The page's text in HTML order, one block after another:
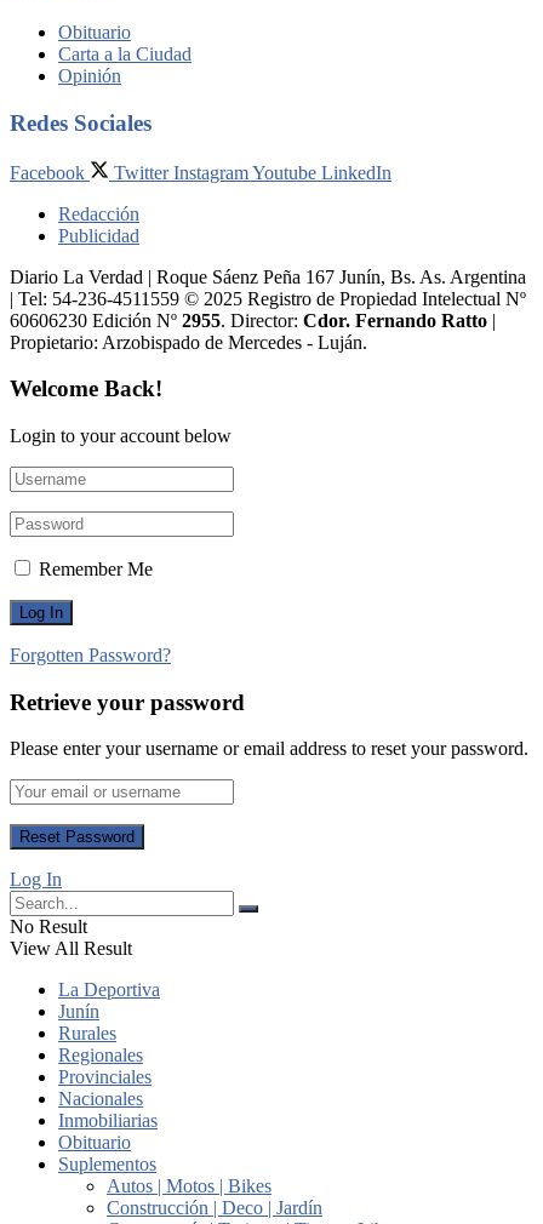
Obituario
Carta a la Ciudad
Opinión
Redes Sociales
Facebook Twitter InstagramYoutube LinkedIn
Redacción
Publicidad
Diario La Verdad | Roque Sáenz Peña 167 Junín, Bs. As. Argentina
| Tel: 54-236-4511559 © 2025 Registro de Propiedad Intelectual Nº
60606230 Edición Nº 2955. Director:​ Cdor. Fernando Ratto |
Propietario:​ Arzobispado de Mercedes - Luján.
Welcome Back!
Login to your account below
Remember Me
Forgotten Password?
Retrieve your password
Please enter your username or email address to reset your password.
Log In
No Result
View All Result
La Deportiva
Junín
Rurales
Regionales
Provinciales
Nacionales
Inmobiliarias
Obituario
Suplementos
Autos | Motos | Bikes
Construcción | Deco | Jardín